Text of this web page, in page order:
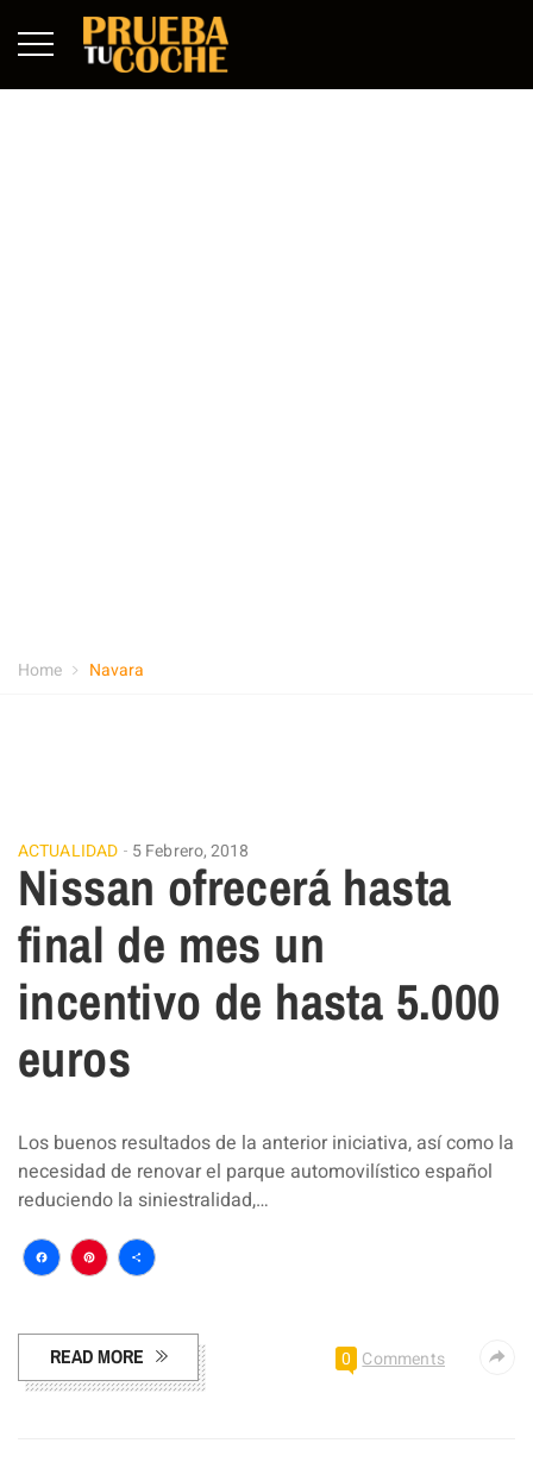
Home Navara
ACTUALIDAD 5 Febrero, 2018
Nissan ofrecerá hasta
final de mes un
incentivo de hasta 5.000
euros
Los buenos resultados de la anterior iniciativa, así como la
necesidad de renovar el parque automovilístico español
reduciendo la siniestralidad,…
Facebook
Pinterest
Compartir
READ MORE 0 Comments